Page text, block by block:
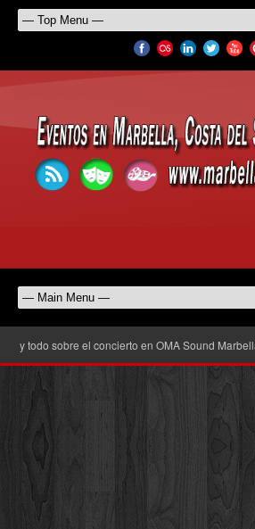
sobre el concierto en OMA Sound Marbella